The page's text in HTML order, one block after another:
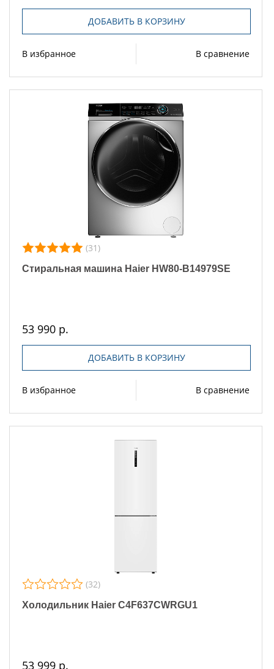
ДОБАВИТЬ В КОРЗИНУ
В избранное В сравнение
(31)
Стиральная машина Haier HW80-B14979SE
53 990 р.
ДОБАВИТЬ В КОРЗИНУ
В избранное В сравнение
(32)
Холодильник Haier C4F637CWRGU1
53 999 р.